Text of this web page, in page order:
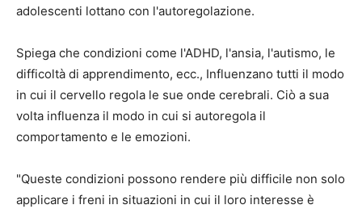
adolescenti lottano con l'autoregolazione.
Spiega che condizioni come l'ADHD, l'ansia, l'autismo, le
difficoltà di apprendimento, ecc., Influenzano tutti il ​​modo
in cui il cervello regola le sue onde cerebrali. Ciò a sua
volta influenza il modo in cui si autoregola il
comportamento e le emozioni.
"Queste condizioni possono rendere più difficile non solo
applicare i freni in situazioni in cui il loro interesse è